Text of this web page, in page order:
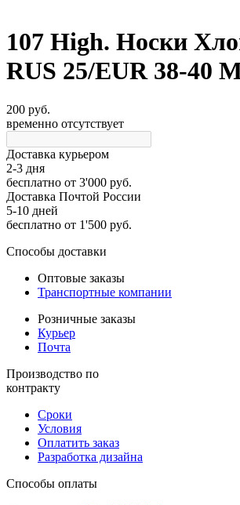
107 High. Носки
RUS 25/EUR 38-40
200 руб.
временно отсутствует
Доставка курьером
2-3 дня
бесплатно от 3'000 руб.
Доставка Почтой России
5-10 дней
бесплатно от 1'500 руб.
Способы доставки
Оптовые заказы
Транспортные компании
Розничные заказы
Курьер
Почта
Производство по
контракту
Сроки
Условия
Оплатить заказ
Разработка дизайна
Способы оплаты